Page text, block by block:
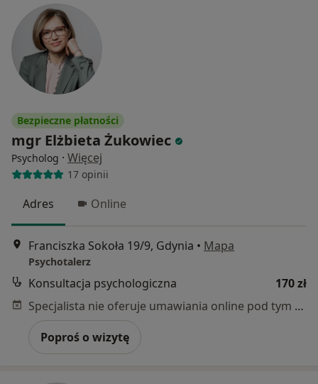
Bezpieczne płatności
mgr Elżbieta Żukowiec
Psycholog · Więcej
17 opinii
Adres Online
Franciszka Sokoła 19/9, Gdynia • Mapa
Psychotalerz
Konsultacja psychologiczna
170 zł
Specjalista nie oferuje umawiania online pod tym adresem.
Poproś o wizytę